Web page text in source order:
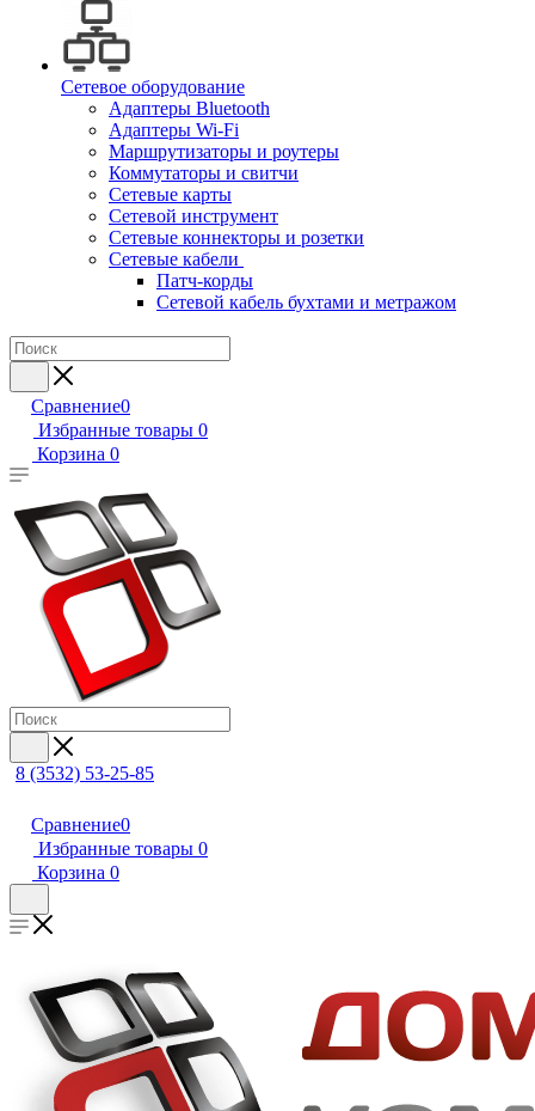
Сетевое оборудование
Адаптеры Bluetooth
Адаптеры Wi-Fi
Маршрутизаторы и роутеры
Коммутаторы и свитчи
Сетевые карты
Сетевой инструмент
Сетевые коннекторы и розетки
Сетевые кабели
Патч-корды
Сетевой кабель бухтами и метражом
Сравнение0
Избранные товары 0
Корзина 0
8 (3532) 53-25-85
Сравнение0
Избранные товары 0
Корзина 0